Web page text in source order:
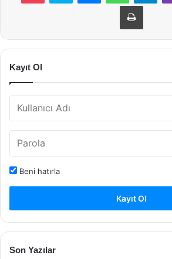
Yazdır
Kayıt Ol
Beni hatırla
Kayıt Ol
Son Yazılar